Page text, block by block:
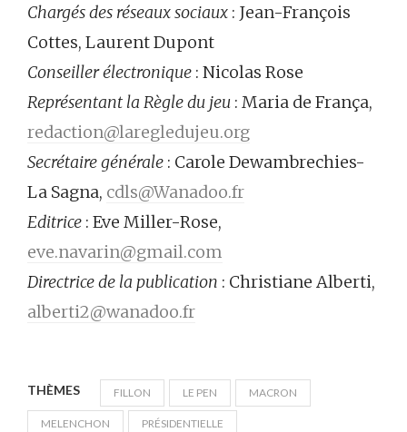
Chargés des réseaux sociaux : Jean-François
Cottes, Laurent Dupont
Conseiller électronique : Nicolas Rose
Représentant la Règle du jeu : Maria de França,
redaction@laregledujeu.org
Secrétaire générale : Carole Dewambrechies-
La Sagna, cdls@Wanadoo.fr
Editrice : Eve Miller-Rose,
eve.navarin@gmail.com
Directrice de la publication : Christiane Alberti,
alberti2@wanadoo.fr
THÈMES FILLON LE PEN MACRON
MELENCHON PRÉSIDENTIELLE